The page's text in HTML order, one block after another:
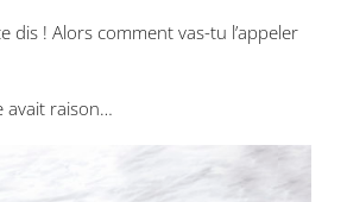
dis ! Alors comment vas-tu l’appeler
avait raison…